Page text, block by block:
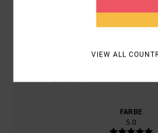
PREIS-LEISTUNGS-
4.0
ZU KLEIN ZU GROSS
FARBE
5.0
VIEW ALL